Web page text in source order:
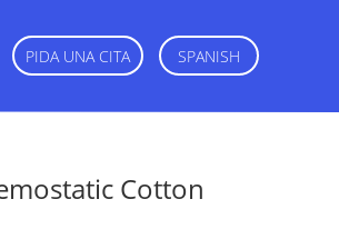
PIDA UNA CITA SPANISH
Cotton